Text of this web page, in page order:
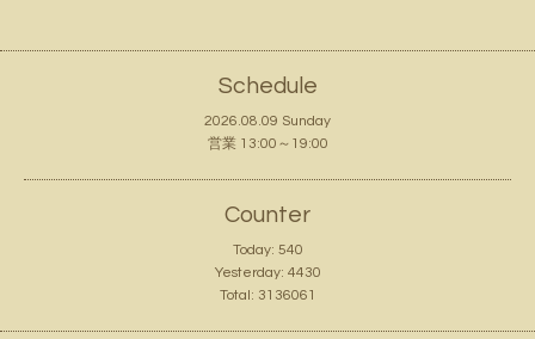
Schedule
2026.08.09 Sunday
営業 13:00～19:00
Counter
Today: 540
Yesterday: 4430
Total: 3136061